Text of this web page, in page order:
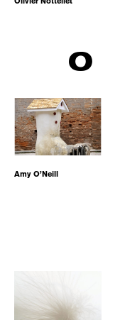
O
Amy O’Neill